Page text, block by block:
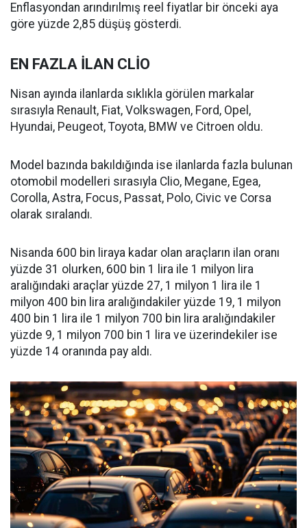
Enflasyondan arındırılmış reel fiyatlar bir önceki aya
göre yüzde 2,85 düşüş gösterdi.
EN FAZLA İLAN CLİO
Nisan ayında ilanlarda sıklıkla görülen markalar
sırasıyla Renault, Fiat, Volkswagen, Ford, Opel,
Hyundai, Peugeot, Toyota, BMW ve Citroen oldu.
Model bazında bakıldığında ise ilanlarda fazla bulunan
otomobil modelleri sırasıyla Clio, Megane, Egea,
Corolla, Astra, Focus, Passat, Polo, Civic ve Corsa
olarak sıralandı.
Nisanda 600 bin liraya kadar olan araçların ilan oranı
yüzde 31 olurken, 600 bin 1 lira ile 1 milyon lira
aralığındaki araçlar yüzde 27, 1 milyon 1 lira ile 1
milyon 400 bin lira aralığındakiler yüzde 19, 1 milyon
400 bin 1 lira ile 1 milyon 700 bin lira aralığındakiler
yüzde 9, 1 milyon 700 bin 1 lira ve üzerindekiler ise
yüzde 14 oranında pay aldı.